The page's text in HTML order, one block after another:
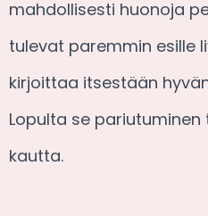
mahdollisesti huonoja
tulevat paremmin esille
kirjoittaa itsestään
Lopulta se
kautta.